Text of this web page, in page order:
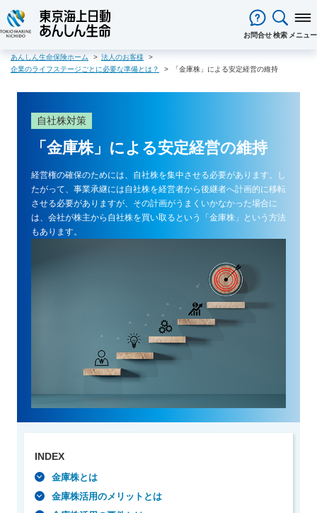
お問合せ検索 メニュー
保険をお考え
のお客様
保険をお考えのお客様TOPへ
心配ごとから選ぶ
インターネットでご加入いただけ
る保険商品
法人向け保険商品
ご相談・ご契約の流れ 申込方法の違い
商品一覧
資料請求
医療保険
メディカルＫｉｔ ＮＥＯ
メディカルＫｉｔ Ｒ
メディカルＫｉｔエール
メディカルＫｉｔエールＲ
がん保険
あんしんがん治療保険
がん診断保険Ｒ
死亡保険（終身保険・定期保険）
あんしん終身エール
あんしん就業不能保障保険
あんしんねんきん介護
あんしんねんきん介護Ｒ
変額保険
ご契約者様TOPへ
東京海上日動マイページのご案内
「ワンタイム手続き」のご案内
各種お手続き
保険金・給付金・満期金・年金等
契約内容／登録情報の確認・変更
保険証券・控除証明書の発行・再
総合福祉団体定期保険のお手続き
ライフイベントごとのお手続き
急な資金が必要なとき
介護が必要になったとき
法人のお客様TOPへ
な準備とは？
従業員の皆様向け商品
あんしん生命について
あんしん生命についてTOPへ
東京海上グループについて
会社情報
お客様本位の業務運営方針
お客様からの贈り物（お客様の
声）
お客様をがんからお守りする運動
サステナビリティ
CMギャラリー・キャラクター紹介
ライフパートナーについて
資料請求
東京海上ホールディングス
あんしん生命保険ホーム
法人のお客様
企業のライフステージごとに必要な準備とは？
「金庫株」による安定経営の維持
自社株対策
「金庫株」による安定経営の維持
経営権の確保のためには、自社株を集中させる必要があります。し
たがって、事業承継には自社株を経営者から後継者へ計画的に移転
させる必要がありますが、その計画がうまくいかなかった場合に
は、会社が株主から自社株を買い取るという「金庫株」という方法
もあります。
INDEX
金庫株とは
金庫株活用のメリットとは